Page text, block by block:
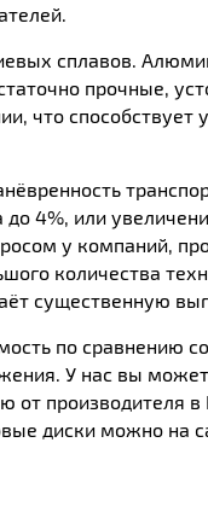
сплавов.
прочные,
что способствует
4%, или
у компаний,
количества
существенную
по сравнению
У нас вы
от производителя в
диски можно на